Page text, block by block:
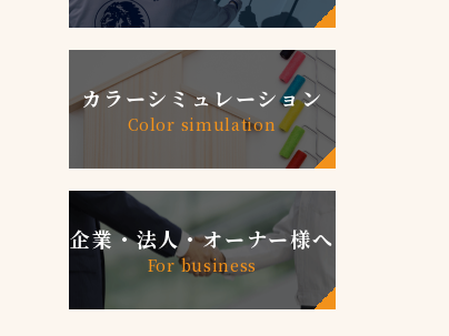
カラーシミュレーション
Color simulation
企業・法人・オーナー様へ
For business